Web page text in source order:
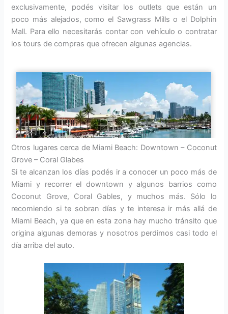
exclusivamente, podés visitar los outlets que están un
poco más alejados, como el Sawgrass Mills o el Dolphin
Mall. Para ello necesitarás contar con vehículo o contratar
los tours de compras que ofrecen algunas agencias.
Otros lugares cerca de Miami Beach: Downtown – Coconut
Grove – Coral Glabes
Si te alcanzan los días podés ir a conocer un poco más de
Miami y recorrer el downtown y algunos barrios como
Coconut Grove, Coral Gables, y muchos más. Sólo lo
recomiendo si te sobran días y te interesa ir más allá de
Miami Beach, ya que en esta zona hay mucho tránsito que
origina algunas demoras y nosotros perdimos casi todo el
día arriba del auto.